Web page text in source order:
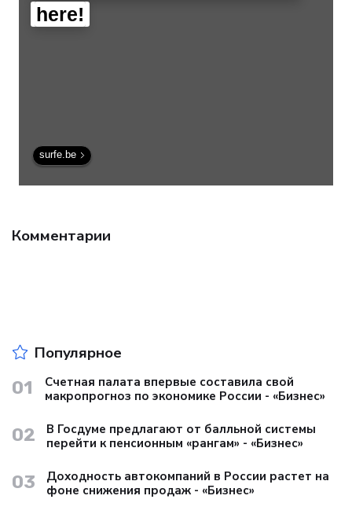
here!
surfe.be
Комментарии
Популярное
01
Счетная палата впервые составила свой
макропрогноз по экономике России - «Бизнес»
02
В Госдуме предлагают от балльной системы
перейти к пенсионным «рангам» - «Бизнес»
03
Доходность автокомпаний в России растет на
фоне снижения продаж - «Бизнес»